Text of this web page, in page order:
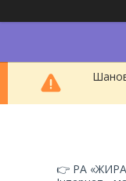
👉 РА